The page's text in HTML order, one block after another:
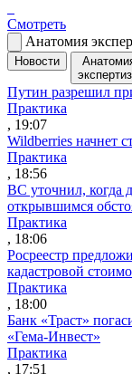
Смотреть
Анатомия
Новости
Путин разрешил
Практика
, 19:07
Wildberries начнет
Практика
, 18:56
ВС уточнил, когда
открывшимся
Практика
, 18:06
Росреестр
кадастровой
Практика
, 18:00
Банк «Траст»
«Гема-Инвест»
Практика
, 17:51